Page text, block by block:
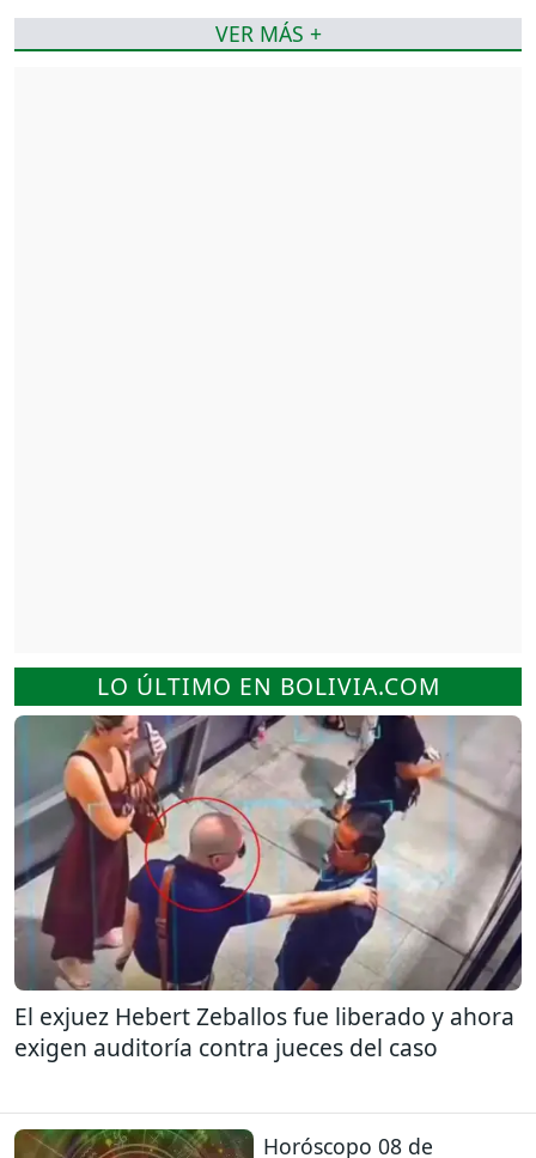
LO ÚLTIMO EN BOLIVIA.COM
El exjuez Hebert Zeballos fue liberado y ahora
exigen auditoría contra jueces del caso
Horóscopo 08 de
VER MÁS +